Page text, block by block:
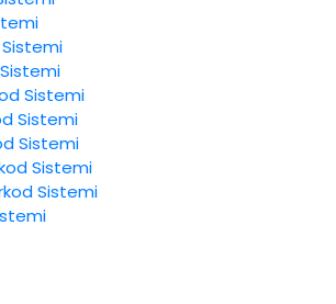
Sistemi
Sistemi
Sistemi
Sistemi
Sistemi